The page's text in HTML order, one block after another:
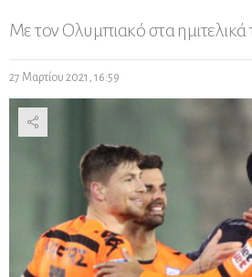
Με τον Ολυμπιακό στα
27 Μαρτίου 2021, 16:59